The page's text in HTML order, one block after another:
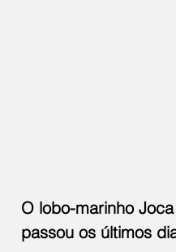
O lobo-marinho
passou os últimos